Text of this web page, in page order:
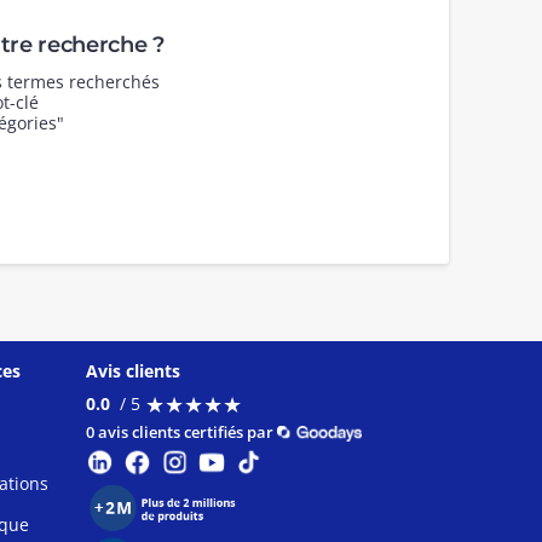
recherche ?
recherchés
clé
Avis clients
0.0 / 5 ★★★★★
★★★★★
0 avis clients certifiés par